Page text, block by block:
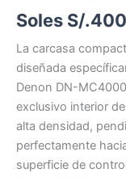
Soles S/.
La carcasa
diseñada
Denon DN-
exclusivo interior
alta densidad,
perfectamente
superficie de